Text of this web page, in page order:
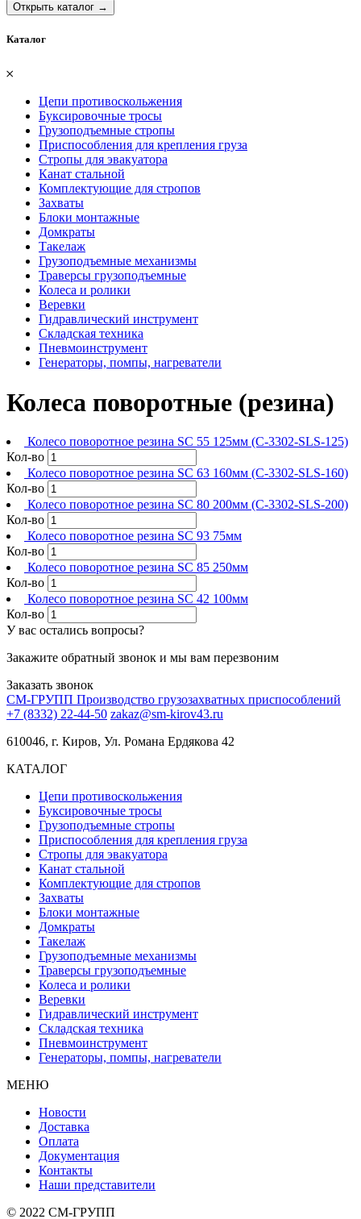
Открыть каталог →
Каталог
𐄂
Цепи противоскольжения
Буксировочные тросы
Грузоподъемные стропы
Приспособления для крепления груза
Стропы для эвакуатора
Канат стальной
Комплектующие для стропов
Захваты
Блоки монтажные
Домкраты
Такелаж
Грузоподъемные механизмы
Траверсы грузоподъемные
Колеса и ролики
Веревки
Гидравлический инструмент
Складская техника
Пневмоинструмент
Генераторы, помпы, нагреватели
Колеса поворотные (резина)
Колесо поворотное резина SC 55 125мм (C-3302-SLS-125)
Кол-во
Колесо поворотное резина SC 63 160мм (C-3302-SLS-160)
Кол-во
Колесо поворотное резина SC 80 200мм (C-3302-SLS-200)
Кол-во
Колесо поворотное резина SC 93 75мм
Кол-во
Колесо поворотное резина SC 85 250мм
Кол-во
Колесо поворотное резина SC 42 100мм
Кол-во
У вас остались вопросы?
Закажите обратный звонок и мы вам перезвоним
Заказать звонок
СМ-ГРУПП Производство грузозахватных приспособлений
+7 (8332) 22-44-50 zakaz@sm-kirov43.ru
610046, г. Киров, Ул. Романа Ердякова 42
КАТАЛОГ
Цепи противоскольжения
Буксировочные тросы
Грузоподъемные стропы
Приспособления для крепления груза
Стропы для эвакуатора
Канат стальной
Комплектующие для стропов
Захваты
Блоки монтажные
Домкраты
Такелаж
Грузоподъемные механизмы
Траверсы грузоподъемные
Колеса и ролики
Веревки
Гидравлический инструмент
Складская техника
Пневмоинструмент
Генераторы, помпы, нагреватели
МЕНЮ
Новости
Доставка
Оплата
Документация
Контакты
Наши представители
© 2022 СМ-ГРУПП